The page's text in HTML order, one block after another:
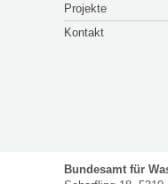
Projekte
Kontakt
Bundesamt für